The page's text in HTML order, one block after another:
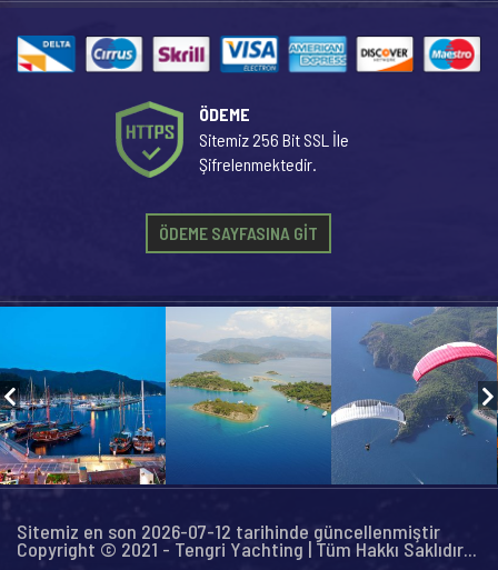
ÖDEME
Sitemiz 256 Bit SSL İle
Şifrelenmektedir.
ÖDEME SAYFASINA GİT
Sitemiz en son 2026-07-12 tarihinde güncellenmiştir
Copyright © 2021 - Tengri Yachting | Tüm Hakkı Saklıdır...